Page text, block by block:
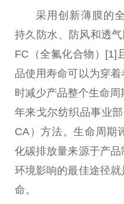
采用创新薄膜的
持久防水、防风和透
FC（全氟化合物）[1]
品使用寿命可以为穿
时减少产品整个生命
年来戈尔纺织品事业
CA）方法。生命周期
化碳排放量来源于产
环境影响的最佳途径
命。